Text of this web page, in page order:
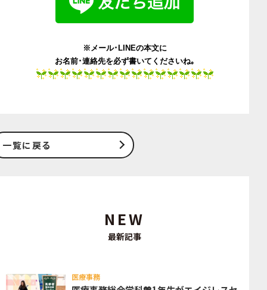
NEW
最新記事
医療事務
※メール･LINEの本文に
お名前･連絡先を必ず書いてくださいね｡
一覧に戻る